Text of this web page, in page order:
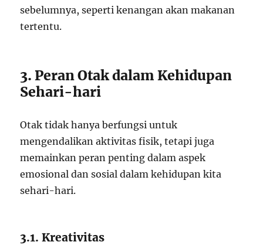
sebelumnya, seperti kenangan akan makanan
tertentu.
3. Peran Otak dalam Kehidupan
Sehari-hari
Otak tidak hanya berfungsi untuk
mengendalikan aktivitas fisik, tetapi juga
memainkan peran penting dalam aspek
emosional dan sosial dalam kehidupan kita
sehari-hari.
3.1. Kreativitas